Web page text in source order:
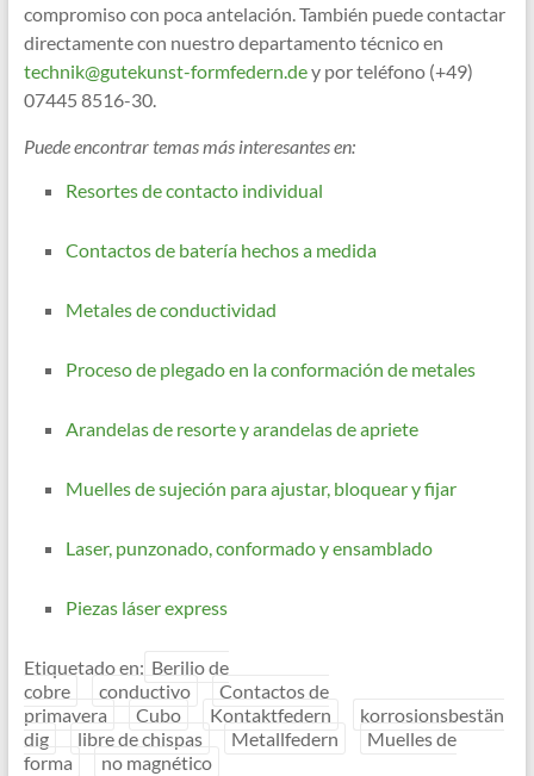
compromiso con poca antelación. También puede contactar
directamente con nuestro departamento técnico en
technik@gutekunst-formfedern.dey por teléfono (+49)
07445 8516-30.
Puede encontrar temas más interesantes en:
Resortes de contacto individual
Contactos de batería hechos a medida
Metales de conductividad
Proceso de plegado en la conformación de metales
Arandelas de resorte y arandelas de apriete
Muelles de sujeción para ajustar, bloquear y fijar
Laser, punzonado, conformado y ensamblado
Piezas láser express
Etiquetado en: Berilio de
cobre
conductivo
Contactos de
primavera
Cubo Kontaktfedern
korrosionsbestän
dig
libre de chispas Metallfedern
Muelles de
forma
no magnético